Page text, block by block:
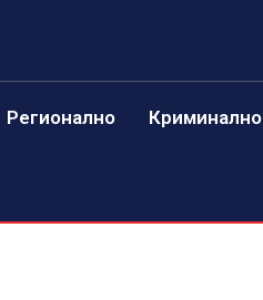
Регионално Криминално